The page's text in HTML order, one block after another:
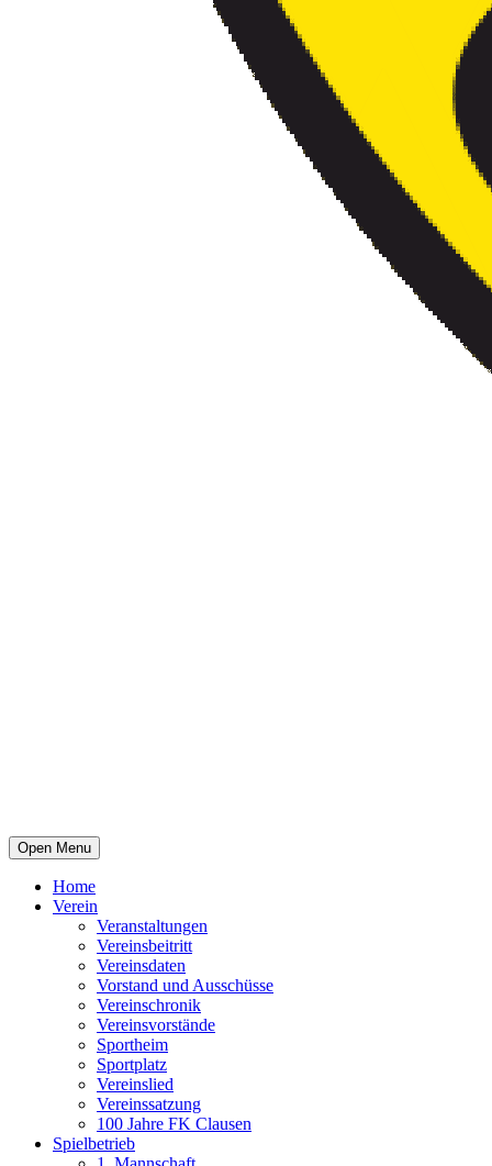
Open Menu
Home
Verein
Veranstaltungen
Vereinsbeitritt
Vereinsdaten
Vorstand und Ausschüsse
Vereinschronik
Vereinsvorstände
Sportheim
Sportplatz
Vereinslied
Vereinssatzung
100 Jahre FK Clausen
Spielbetrieb